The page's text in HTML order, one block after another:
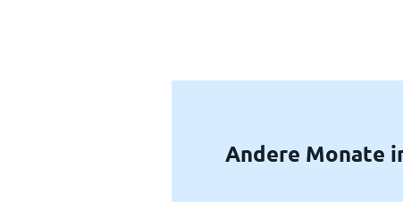
Andere Monate